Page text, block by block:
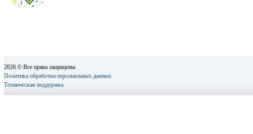
2026 © Все права защищены.
Политика обработки персональных данных
Техническая поддержка